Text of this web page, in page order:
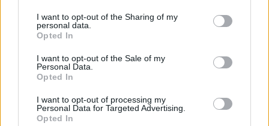
I want to opt-out of the Sharing of my
personal data.
Opted In
I want to opt-out of the Sale of my
Personal Data.
Opted In
I want to opt-out of processing my
Personal Data for Targeted Advertising.
Opted In